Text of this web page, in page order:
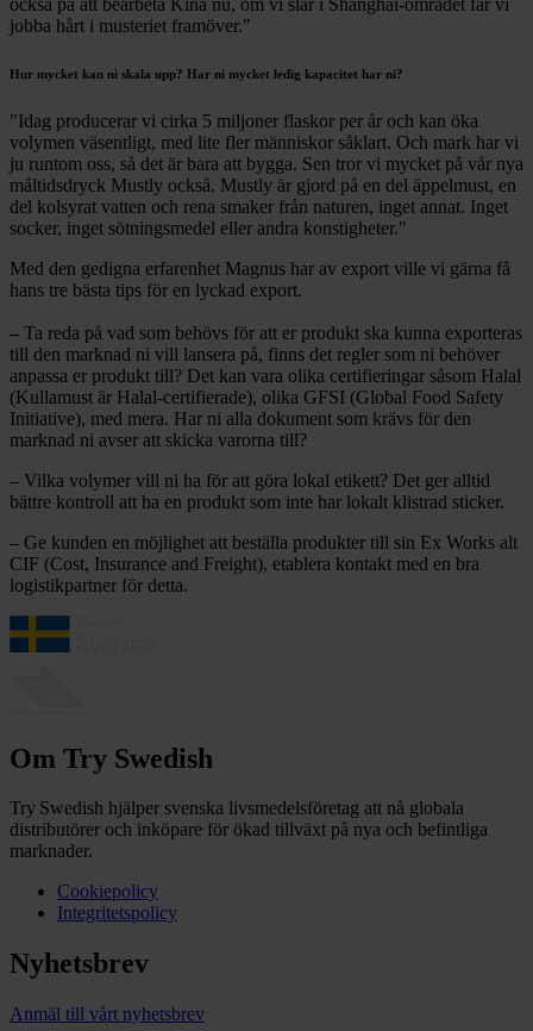
jobba hårt i musteriet framöver."
Hur mycket kan ni skala upp? Har ni mycket ledig kapacitet har ni?
"Idag producerar vi cirka 5 miljoner flaskor per år och kan öka
volymen väsentligt, med lite fler människor såklart. Och mark har vi
ju runtom oss, så det är bara att bygga. Sen tror vi mycket på vår nya
måltidsdryck Mustly också. Mustly är gjord på en del äppelmust, en
del kolsyrat vatten och rena smaker från naturen, inget annat. Inget
socker, inget sötningsmedel eller andra konstigheter."
Med den gedigna erfarenhet Magnus har av export ville vi gärna få
hans tre bästa tips för en lyckad export.
– Ta reda på vad som behövs för att er produkt ska kunna exporteras
till den marknad ni vill lansera på, finns det regler som ni behöver
anpassa er produkt till? Det kan vara olika certifieringar såsom Halal
(Kullamust är Halal-certifierade), olika GFSI (Global Food Safety
Initiative), med mera. Har ni alla dokument som krävs för den
marknad ni avser att skicka varorna till?
– Vilka volymer vill ni ha för att göra lokal etikett? Det ger alltid
bättre kontroll att ha en produkt som inte har lokalt klistrad sticker.
– Ge kunden en möjlighet att beställa produkter till sin Ex Works alt
CIF (Cost, Insurance and Freight), etablera kontakt med en bra
logistikpartner för detta.
Om Try Swedish
Try Swedish hjälper svenska livsmedelsföretag att nå globala
distributörer och inköpare för ökad tillväxt på nya och befintliga
marknader.
Cookiepolicy
Integritetspolicy
Nyhetsbrev
Anmäl till vårt nyhetsbrev